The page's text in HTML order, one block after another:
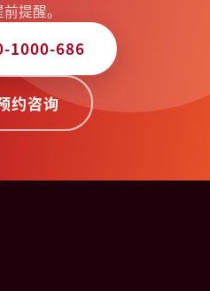
提醒。
1000-686
约咨询